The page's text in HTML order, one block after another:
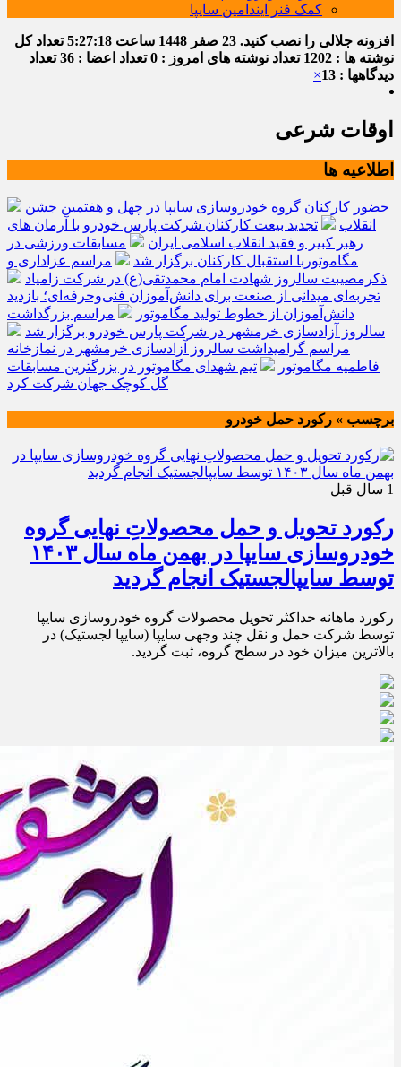
کمک فنر ایندامین سایپا
افزونه جلالی را نصب کنید. 23 صفر 1448 ساعت 5:27:18تعداد کل
نوشته ها : 1202
تعداد نوشته های امروز : 0 تعداد اعضا : 36
تعداد
دیدگاهها : 13
×
اوقات شرعی
اطلاعیه ها
حضور کارکنان گروه خودروسازی سایپا در چهل و هفتمین جشن
انقلاب
تجدید بیعت کارکنان شرکت پارس خودرو با آرمان های
رهبر کبیر و فقید انقلاب اسلامی ایران
مسابقات ورزشی در
مگاموتوربا استقبال کارکنان برگزار شد
مراسم عزاداری و
ذکرمصیبت سالروز شهادت امام محمدتقی(ع) در شرکت زامیاد
تجربه‌ای میدانی از صنعت برای دانش‌آموزان فنی‌وحرفه‌ای؛ بازدید
دانش‌آموزان از خطوط تولید مگاموتور
مراسم بزرگداشت
سالروز آزادسازی خرمشهر در شرکت پارس خودرو برگزار شد
مراسم گرامیداشت سالروز آزادسازی خرمشهر در نمازخانه
فاطمیه مگاموتور
تیم شهدای مگاموتور در بزرگترین مسابقات
گل کوچک جهان شرکت کرد
برچسب » رکورد حمل خودرو
1 سال قبل
رکورد تحویل و حمل محصولاتِ نهایی گروه
خودروسازی سایپا در بهمن ماه سال ۱۴۰۳
توسط سایپالجستیک انجام گردید
رکورد ماهانه حداکثر تحویل محصولات گروه خودروسازی سایپا
توسط شرکت حمل و نقل چند وجهی سایپا (سایپا لجستیک) در
بالاترین میزان خود در سطح گروه، ثبت گردید.